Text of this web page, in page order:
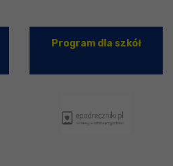
Program dla szkół